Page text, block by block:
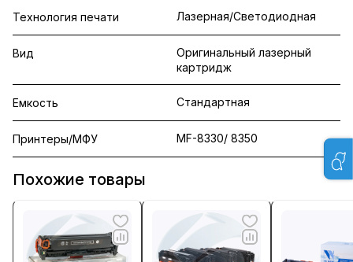
Технология печати Лазерная/Светодиодная
Вид
Оригинальный лазерный
картридж
Емкость Стандартная
Принтеры/МФУ MF-8330/ 8350
Похожие товары